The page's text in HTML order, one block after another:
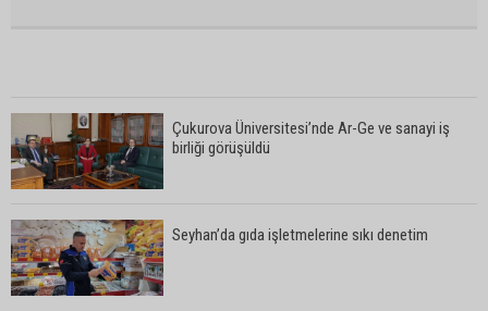
Çukurova Üniversitesi’nde Ar-Ge ve sanayi iş
birliği görüşüldü
Seyhan’da gıda işletmelerine sıkı denetim